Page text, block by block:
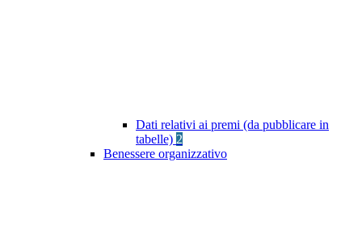
Dati relativi ai premi (da pubblicare in
tabelle) 2
Benessere organizzativo